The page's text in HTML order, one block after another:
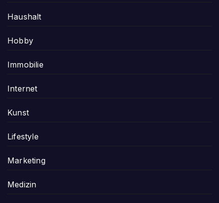
Haushalt
Hobby
Immobilie
Internet
Kunst
Lifestyle
Marketing
Medizin